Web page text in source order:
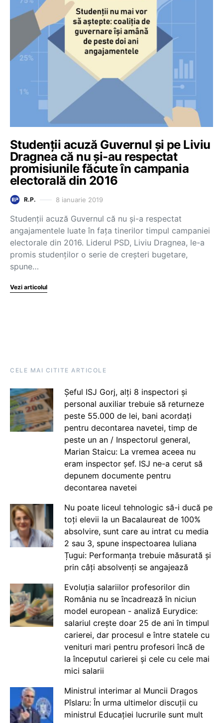
Studenții acuză Guvernul și pe Liviu
Dragnea că nu și-au respectat
promisiunile făcute în campania
electorală din 2016
R.P. 8 ianuarie 2019
Studenții acuză Guvernul că nu și-a respectat
angajamentele luate în fața tinerilor timpul campaniei
electorale din 2016. Liderul PSD, Liviu Dragnea, le-a
promis studenților o serie de creșteri bugetare,
spune…
Vezi articolul
CELE MAI CITITE ARTICOLE
Șeful ISJ Gorj, alți 8 inspectori și
personal auxiliar trebuie să returneze
peste 55.000 de lei, bani acordați
pentru decontarea navetei, timp de
peste un an / Inspectorul general,
Marian Staicu: La vremea aceea nu
eram inspector șef. ISJ ne-a cerut să
depunem documente pentru
decontarea navetei
Nu poate liceul tehnologic să-i ducă pe
toți elevii la un Bacalaureat de 100%
absolvire, sunt care au intrat cu media
2 sau 3, spune inspectoarea Iuliana
Țugui: Performanța trebuie măsurată și
prin câți absolvenți se angajează
Evoluția salariilor profesorilor din
România nu se încadrează în niciun
model european - analiză Eurydice:
salariul crește doar 25 de ani în timpul
carierei, dar procesul e între statele cu
venituri mari pentru profesori încă de
la începutul carierei și cele cu cele mai
mici salarii
Ministrul interimar al Muncii Dragos
Pîslaru: În urma ultimelor discuții cu
ministrul Educației lucrurile sunt mult